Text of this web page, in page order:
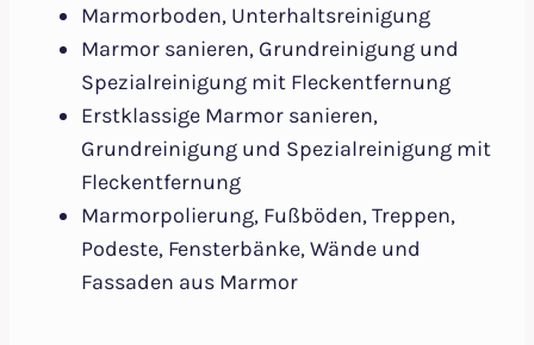
Marmorboden, Unterhaltsreinigung
Marmor sanieren, Grundreinigung und
Spezialreinigung mit Fleckentfernung
Erstklassige Marmor sanieren,
Grundreinigung und Spezialreinigung mit
Fleckentfernung
Marmorpolierung, Fußböden, Treppen,
Podeste, Fensterbänke, Wände und
Fassaden aus Marmor